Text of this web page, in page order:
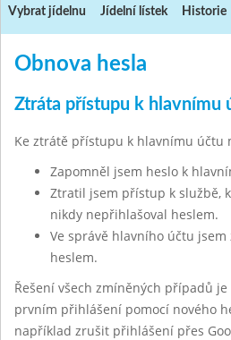
Vybrat jídelnu Jídelní lístek Historie
Obnova hesla
Ztráta přístupu k hlavnímu
Ke ztrátě přístupu k hlavnímu účtu
Zapomněl jsem heslo k
Ztratil jsem přístup k službě,
nikdy nepřihlašoval heslem.
Ve správě hlavního účtu
heslem.
Řešení všech zmíněných případů
prvním přihlášení pomocí nového
například zrušit přihlášení přes